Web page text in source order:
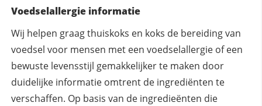
Voedselallergie informatie
Wij helpen graag thuiskoks en koks de bereiding van
voedsel voor mensen met een voedselallergie of een
bewuste levensstijl gemakkelijker te maken door
duidelijke informatie omtrent de ingrediënten te
verschaffen. Op basis van de ingredieënten die